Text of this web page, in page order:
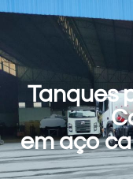
Tanques
em aço